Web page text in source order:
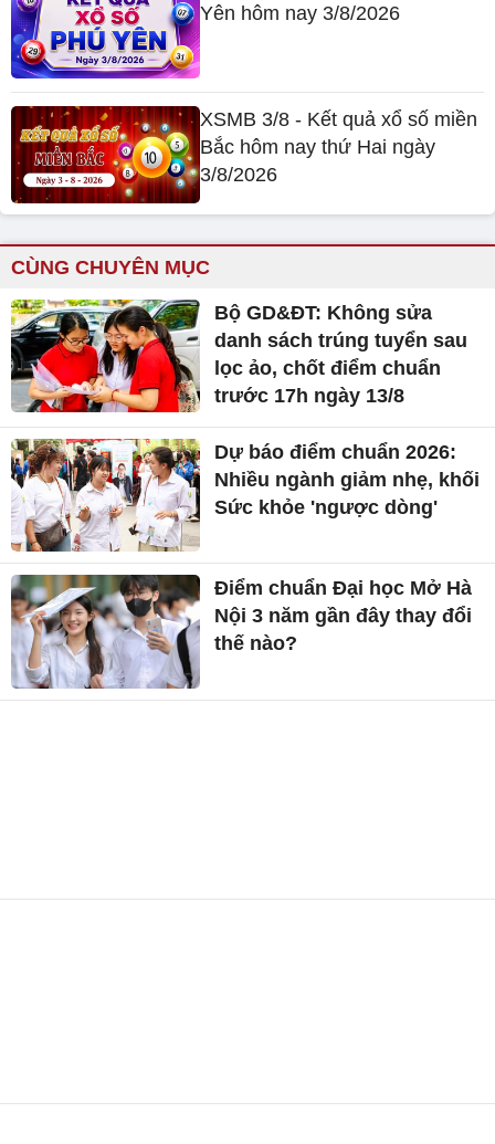
Yên hôm nay 3/8/2026
XSMB 3/8 - Kết quả xổ số miền
Bắc hôm nay thứ Hai ngày
3/8/2026
CÙNG CHUYÊN MỤC
Bộ GD&ĐT: Không sửa
danh sách trúng tuyển sau
lọc ảo, chốt điểm chuẩn
trước 17h ngày 13/8
Dự báo điểm chuẩn 2026:
Nhiều ngành giảm nhẹ, khối
Sức khỏe 'ngược dòng'
Điểm chuẩn Đại học Mở Hà
Nội 3 năm gần đây thay đổi
thế nào?